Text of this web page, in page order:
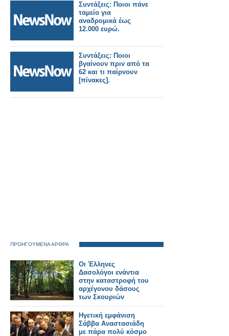
Συντάξεις: Ποιοι πάνε
ταμείο για
αναδρομικά έως
12.000 ευρώ.
Συντάξεις: Ποιοι
βγαίνουν πριν από τα
62 και τι παίρνουν
[πίνακες].
ΠΡΟΗΓΟΥΜΕΝΑ ΑΡΘΡΑ
Οι Έλληνες
Δασολόγοι ενάντια
στην καταστροφή του
αρχέγονου δάσους
των Σκουριών
Ηγετική εμφάνιση
Σάββα Αναστασιάδη
με πάρα πολύ κόσμο